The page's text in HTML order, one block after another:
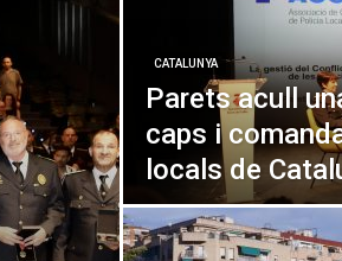
CATALUNYA
Parets acull
caps i
locals de